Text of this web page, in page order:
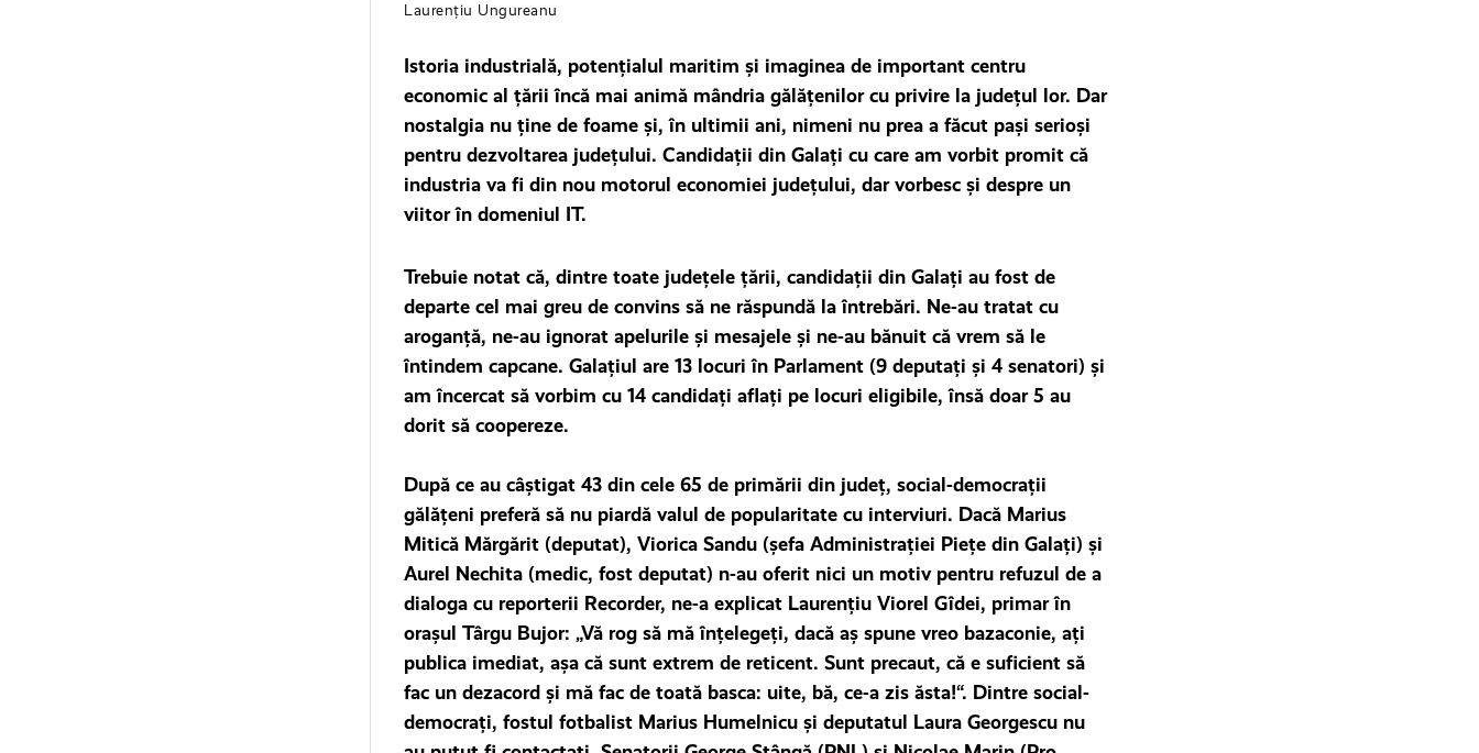
Laurențiu Ungureanu
Istoria industrială, potenţialul maritim şi imaginea de important centru
economic al ţării încă mai animă mândria gălăţenilor cu privire la judeţul lor. Dar
nostalgia nu ţine de foame şi, în ultimii ani, nimeni nu prea a făcut paşi serioşi
pentru dezvoltarea judeţului. Candidaţii din Galaţi cu care am vorbit promit că
industria va fi din nou motorul economiei judeţului, dar vorbesc și despre un
viitor în domeniul IT.
Trebuie notat că, dintre toate județele țării, candidații din Galați au fost de
departe cel mai greu de convins să ne răspundă la întrebări. Ne-au tratat cu
aroganță, ne-au ignorat apelurile și mesajele și ne-au bănuit că vrem să le
întindem capcane. Galațiul are 13 locuri în Parlament (9 deputați și 4 senatori) și
am încercat să vorbim cu 14 candidați aflați pe locuri eligibile, însă doar 5 au
dorit să coopereze.
După ce au câştigat 43 din cele 65 de primării din judeţ, social-democraţii
gălăţeni preferă să nu piardă valul de popularitate cu interviuri. Dacă Marius
Mitică Mărgărit (deputat), Viorica Sandu (şefa Administraţiei Pieţe din Galaţi) şi
Aurel Nechita (medic, fost deputat) n-au oferit nici un motiv pentru refuzul de a
dialoga cu reporterii Recorder, ne-a explicat Laurenţiu Viorel Gîdei, primar în
oraşul Târgu Bujor: „Vă rog să mă înţelegeţi, dacă aş spune vreo bazaconie, aţi
publica imediat, aşa că sunt extrem de reticent. Sunt precaut, că e suficient să
fac un dezacord şi mă fac de toată basca: uite, bă, ce-a zis ăsta!“. Dintre social-
democraţi, fostul fotbalist Marius Humelnicu şi deputatul Laura Georgescu nu